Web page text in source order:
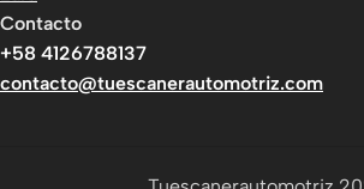
Contacto
+58 4126788137
contacto@tuescanerautomotriz.com